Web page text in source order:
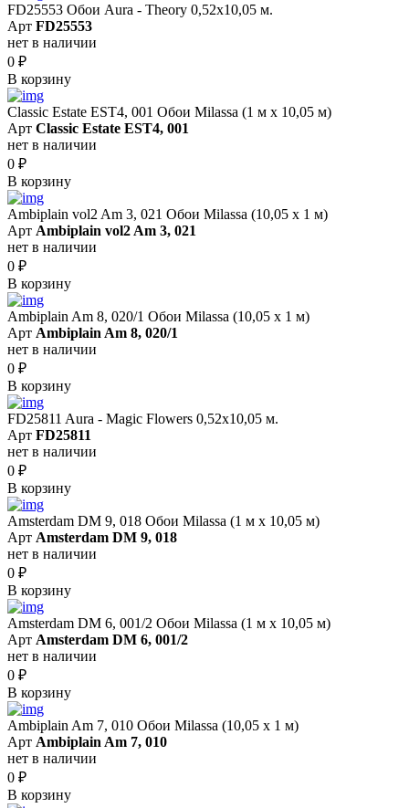
FD25553 Обои Aura - Theory 0,52x10,05 м.
Арт FD25553
нет в наличии
0 ₽
В корзину
Classic Estate EST4, 001 Обои Milassa (1 м х 10,05 м)
Арт Classic Estate EST4, 001
нет в наличии
0 ₽
В корзину
Ambiplain vol2 Am 3, 021 Обои Milassa (10,05 х 1 м)
Арт Ambiplain vol2 Am 3, 021
нет в наличии
0 ₽
В корзину
Ambiplain Am 8, 020/1 Обои Milassa (10,05 х 1 м)
Арт Ambiplain Am 8, 020/1
нет в наличии
0 ₽
В корзину
FD25811 Aura - Magic Flowers 0,52x10,05 м.
Арт FD25811
нет в наличии
0 ₽
В корзину
Amsterdam DM 9, 018 Обои Milassa (1 м х 10,05 м)
Арт Amsterdam DM 9, 018
нет в наличии
0 ₽
В корзину
Amsterdam DM 6, 001/2 Обои Milassa (1 м х 10,05 м)
Арт Amsterdam DM 6, 001/2
нет в наличии
0 ₽
В корзину
Ambiplain Am 7, 010 Обои Milassa (10,05 х 1 м)
Арт Ambiplain Am 7, 010
нет в наличии
0 ₽
В корзину